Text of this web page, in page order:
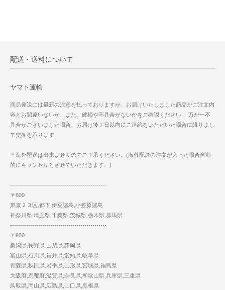
配送・送料について
ヤマト運輸
商品発送には最新の注意を払っておりますが、お届けいたしました商品がご注文内
容とお間違いないか、また、破損や不具合がないかをご確認ください。 万が一不
具合がございました場合、お届け後７日以内にご連絡をいただいた場合に限りまし
て交換を承ります。
＊海外配送は出来ませんのでご了承ください。(海外配送の注文が入った場合自動
的にキャンセルとさせていただきます。)
------------------------------------------------
￥600
東京２３区,都下,伊豆諸島,小笠原諸島
神奈川県,埼玉県,千葉県,茨城県,栃木県,群馬県
------------------------------------------------
￥900
新潟県,長野県,山梨県,静岡県
富山県,石川県,福井県,愛知県,岐阜県
青森県,秋田県,岩手県,山形県,宮城県,福島県
大阪府,京都府,滋賀県,奈良県,和歌山県,兵庫県,三重県
鳥取県,岡山県,広島県,山口県,島根県